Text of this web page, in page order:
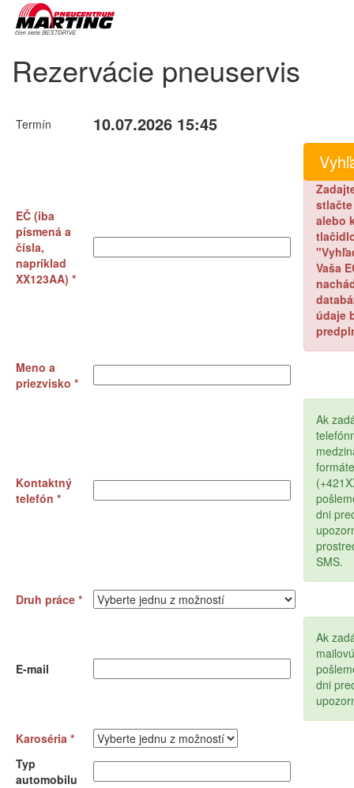
Rezervácie pneuservis
Termín 10.07.2026 15:45
EČ (iba
písmená a
čísla,
napríklad
XX123AA) *
stlačte
alebo
Vaša
údaje
Meno a
priezvisko *
Kontaktný
telefón *
Ak
formáte
dni
SMS.
Druh práce *
E-mail
Ak
dni
Karoséria *
Typ
automobilu